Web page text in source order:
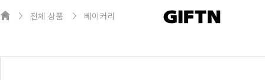
전체 상품 베이커리